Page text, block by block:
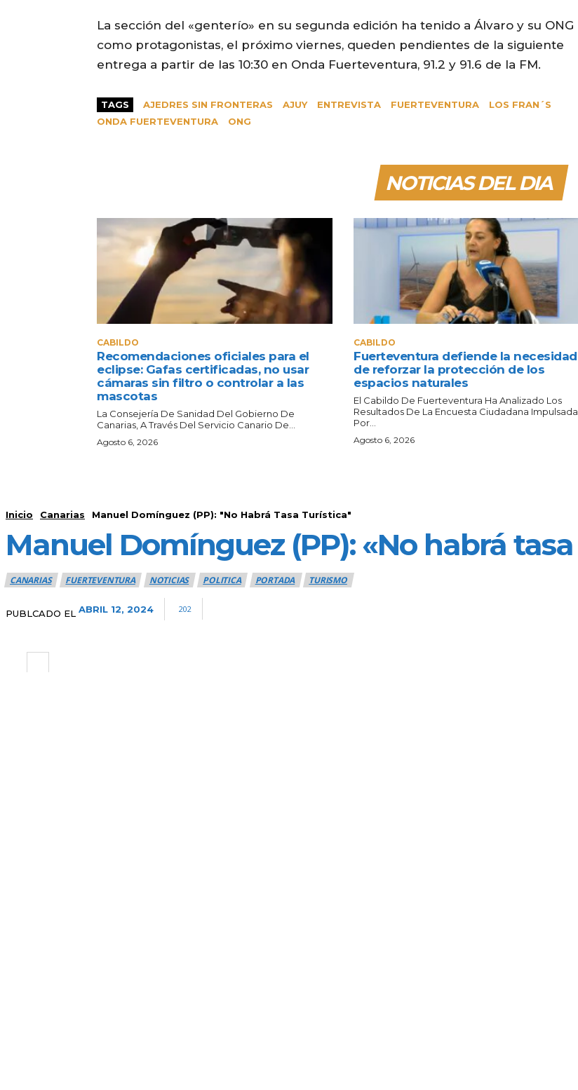
La sección del «genterío» en su segunda edición ha tenido a Álvaro y su ONG
como protagonistas, el próximo viernes, queden pendientes de la siguiente
entrega a partir de las 10:30 en Onda Fuerteventura, 91.2 y 91.6 de la FM.
TAGS AJEDRES SIN FRONTERAS AJUY ENTREVISTA FUERTEVENTURA
LOS FRAN´S
ONDA FUERTEVENTURA
ONG
NOTICIAS DEL DIA
CABILDO
Recomendaciones oficiales para el
eclipse: Gafas certificadas, no usar
cámaras sin filtro o controlar a las
mascotas
La Consejería De Sanidad Del Gobierno De
Canarias, A Través Del Servicio Canario De...
Agosto 6, 2026
CABILDO
Fuerteventura defiende la necesidad
de reforzar la protección de los
espacios naturales
El Cabildo De Fuerteventura Ha Analizado Los
Resultados De La Encuesta Ciudadana Impulsada
Por...
Agosto 6, 2026